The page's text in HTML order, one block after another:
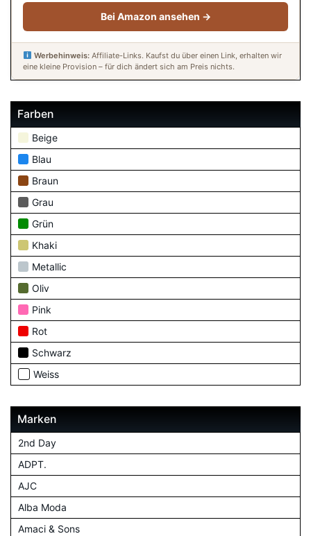
Bei Amazon ansehen →
Werbehinweis:Affiliate-Links. Kaufst du über einen Link, erhalten wir
eine kleine Provision – für dich ändert sich am Preis nichts.
Farben
Beige
Blau
Braun
Grau
Grün
Khaki
Metallic
Oliv
Pink
Rot
Schwarz
Weiss
Marken
2nd Day
ADPT.
AJC
Alba Moda
Amaci & Sons